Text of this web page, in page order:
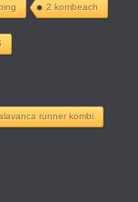
2 kombeach
runner kombi